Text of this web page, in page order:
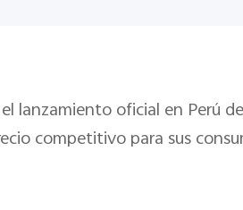
lanzamiento oficial en Perú
competitivo para sus